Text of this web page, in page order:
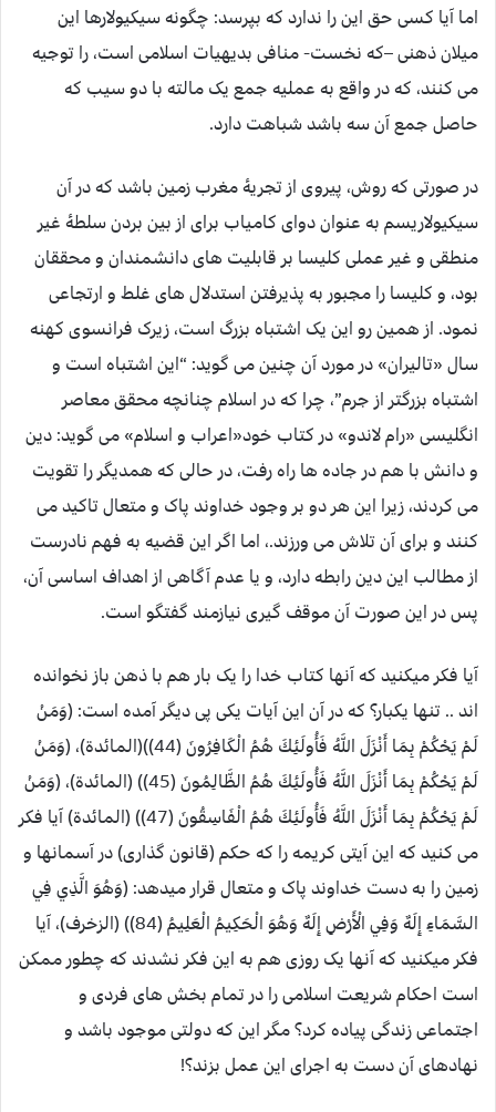
اما آیا کسی حق این را ندارد که بپرسد: چگونه سیکیولارها این
میلان ذهنی –که نخست- منافی بدیهیات اسلامی است، را توجیه
می کنند، که در واقع به عملیه جمع یک مالته با دو سیب که
حاصل جمع آن سه باشد شباهت دارد.
در صورتی که روش، پیروی از تجریۀ مغرب زمین باشد که در آن
سیکیولاریسم به عنوان دوای کامیاب برای از بین بردن سلطۀ غیر
منطقی و غیر عملی کلیسا بر قابلیت های دانشمندان و محققان
بود، و کلیسا را مجبور به پذیرفتن استدلال های غلط و ارتجاعی
نمود. از همین رو این یک اشتباه بزرگ است، زیرک فرانسوی کهنه
سال «تالیران» در مورد آن چنین می گوید: “این اشتباه است و
اشتباه بزرگتر از جرم”، چرا که در اسلام چنانچه محقق معاصر
انگلیسی «رام لاندو» در کتاب خود«اعراب و اسلام» می گوید: دین
و دانش با هم در جاده ها راه رفت، در حالی که همدیگر را تقویت
می کردند، زیرا این هر دو بر وجود خداوند پاک و متعال تاکید می
کنند و برای آن تلاش می ورزند.، اما اگر این قضیه به فهم نادرست
از مطالب این دین رابطه دارد، و یا عدم آگاهی از اهداف اساسی آن،
پس در این صورت آن موقف گیری نیازمند گفتگو است.
آیا فکر میکنید که آنها کتاب خدا را یک بار هم با ذهن باز نخوانده
اند .. تنها یکبار؟ که در آن این آیات یکی پی دیگر آمده است: (وَمَنْ
لَمْ يَحْكُمْ بِمَا أَنْزَلَ اللَّهُ فَأُولَئِكَ هُمُ الْكَافِرُونَ (44))(المائدة)، (وَمَنْ
لَمْ يَحْكُمْ بِمَا أَنْزَلَ اللَّهُ فَأُولَئِكَ هُمُ الظَّالِمُونَ (45)) (المائدة)، (وَمَنْ
لَمْ يَحْكُمْ بِمَا أَنْزَلَ اللَّهُ فَأُولَئِكَ هُمُ الْفَاسِقُونَ (47)) (المائدة) آیا فکر
می کنید که این آیتی کریمه را که حکم (قانون گذاری) در آسمانها و
زمین را به دست خداوند پاک و متعال قرار میدهد: (وَهُوَ الَّذِي فِي
السَّمَاءِ إِلَهٌ وَفِي الْأَرْضِ إِلَهٌ وَهُوَ الْحَكِيمُ الْعَلِيمُ (84)) (الزخرف)، آیا
فکر میکنید که آنها یک روزی هم به این فکر نشدند که چطور ممکن
است احکام شریعت اسلامی را در تمام بخش های فردی و
اجتماعی زندگی پیاده کرد؟ مگر این که دولتی موجود باشد و
نهادهای آن دست به اجرای این عمل بزند؟!